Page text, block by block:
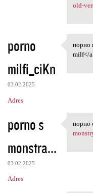
old-
porno
milfi_ciKn
03.02.2025
Adres
порно
порно
milf</
porno s
monstra...
03.02.2025
Adres
порно